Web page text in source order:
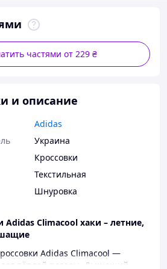
частями от 229 ₴
и описание
Adidas
Украина
Кроссовки
Текстильная
Шнуровка
Climacool хаки – летние,
Adidas Climacool —
для тёплой погоды. Дышащий